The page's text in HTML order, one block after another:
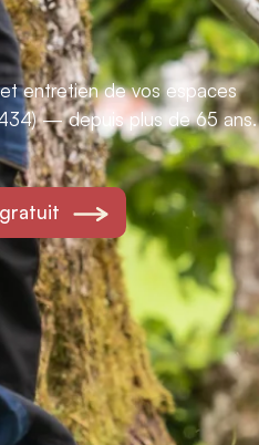
entretien de vos espaces
— depuis plus de 65 ans.